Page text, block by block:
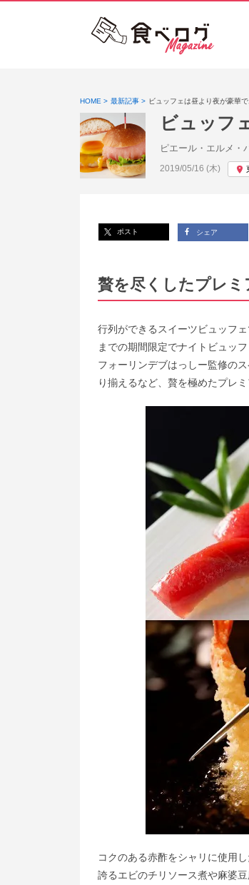
HOME 最新記事 ビュッフェは昼より夜が豪華
ビュッフ
ピエール・エルメ・
投稿日:
2019/05/16 (木)
ポスト シェア
贅を尽くしたプレ
行列ができるスイーツビュッフ
までの期間限定でナイトビュッ
フォーリンデブはっしー監修の
り揃えるなど、贅を極めたプレ
コクのある赤酢をシャリに使用
誇るエビのチリソース煮や麻婆